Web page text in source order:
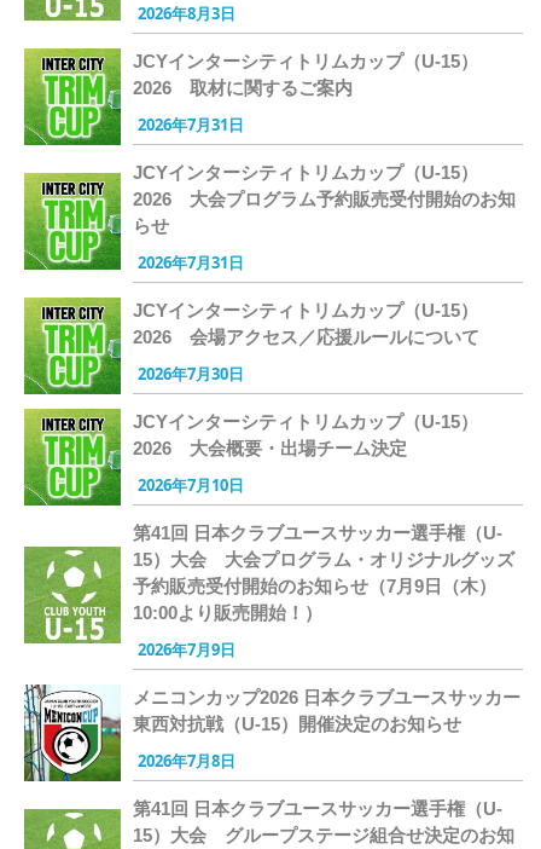
2026年8月3日
JCYインターシティトリムカップ（U-15）
2026 取材に関するご案内
2026年7月31日
JCYインターシティトリムカップ（U-15）
2026 大会プログラム予約販売受付開始のお知
らせ
2026年7月31日
JCYインターシティトリムカップ（U-15）
2026 会場アクセス／応援ルールについて
2026年7月30日
JCYインターシティトリムカップ（U-15）
2026 大会概要・出場チーム決定
2026年7月10日
第41回 日本クラブユースサッカー選手権（U-
15）大会 大会プログラム・オリジナルグッズ
予約販売受付開始のお知らせ（7月9日（木）
10:00より販売開始！）
2026年7月9日
メニコンカップ2026 日本クラブユースサッカー
東西対抗戦（U-15）開催決定のお知らせ
2026年7月8日
第41回 日本クラブユースサッカー選手権（U-
15）大会 グループステージ組合せ決定のお知